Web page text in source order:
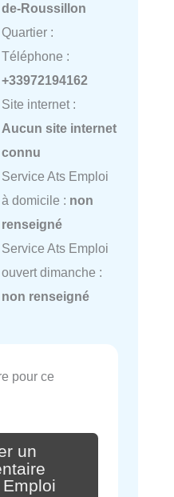
de-Roussillon
Quartier :
Téléphone :
+33972194162
Site internet :
Aucun site internet
connu
Service Ats Emploi
à domicile : non
renseigné
Service Ats Emploi
ouvert dimanche :
non renseigné
pour ce
un